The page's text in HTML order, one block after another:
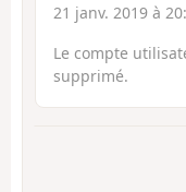
21 janv. 2019 à
Le compte
supprimé.